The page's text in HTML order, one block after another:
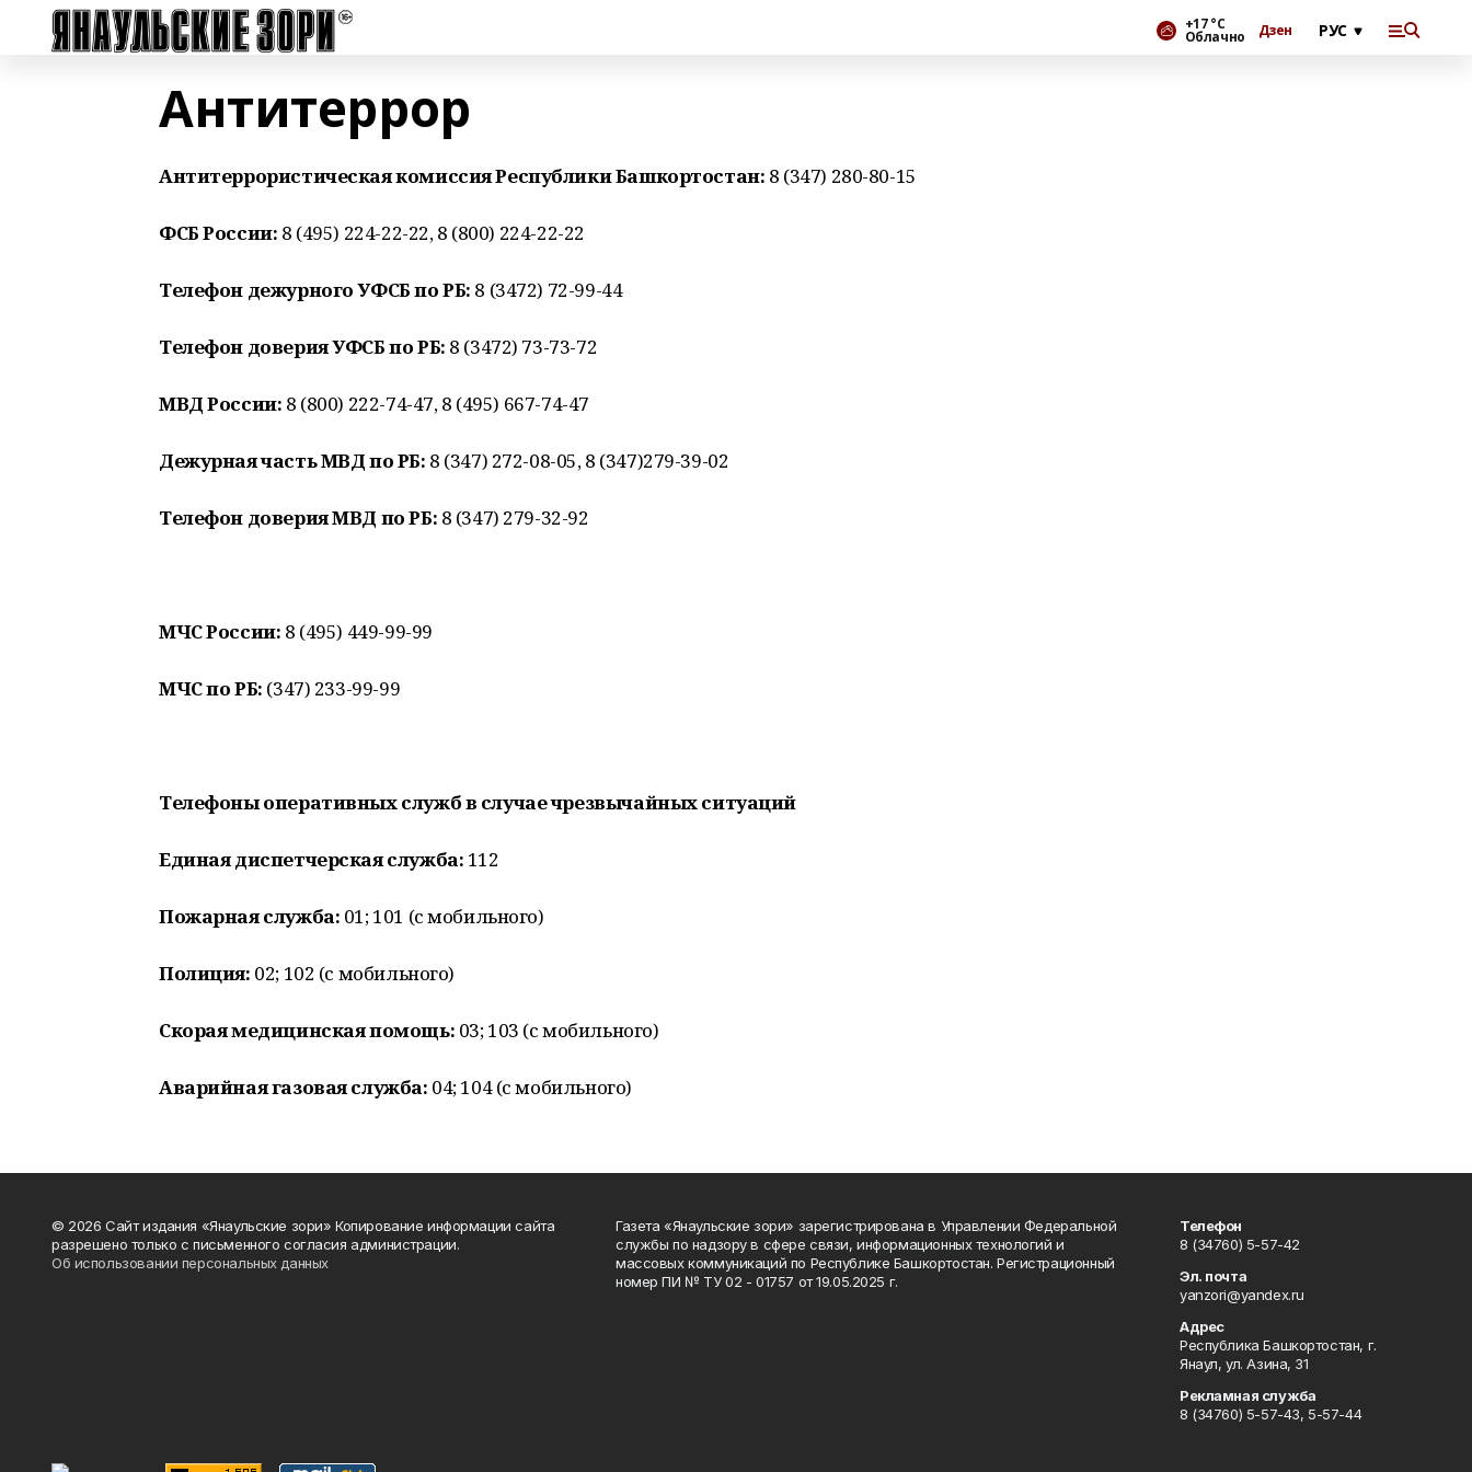
+17 °С
Облачно Дзен
Антитеррор
Антитеррористическая комиссия Республики Башкортостан: 8 (347) 280-80-15
ФСБ России: 8 (495) 224-22-22, 8 (800) 224-22-22
Телефон дежурного УФСБ по РБ: 8 (3472) 72-99-44
Телефон доверия УФСБ по РБ: 8 (3472) 73-73-72
МВД России: 8 (800) 222-74-47, 8 (495) 667-74-47
Дежурная часть МВД по РБ: 8 (347) 272-08-05, 8 (347)279-39-02
Телефон доверия МВД по РБ: 8 (347) 279-32-92
МЧС России: 8 (495) 449-99-99
МЧС по РБ: (347) 233-99-99
Телефоны оперативных служб в случае чрезвычайных ситуаций
Единая диспетчерская служба: 112
Пожарная служба: 01; 101 (с мобильного)
Полиция: 02; 102 (с мобильного)
Скорая медицинская помощь: 03; 103 (с мобильного)
Аварийная газовая служба: 04; 104 (с мобильного)
© 2026 Сайт издания «Янаульские зори» Копирование информации сайта
разрешено только с письменного согласия администрации.
Об использовании персональных данных
Газета «Янаульские зори» зарегистрирована в Управлении Федеральной
службы по надзору в сфере связи, информационных технологий и
массовых коммуникаций по Республике Башкортостан. Регистрационный
номер ПИ № ТУ 02 - 01757 от 19.05.2025 г.
Телефон
8 (34760) 5-57-42
Эл. почта
yanzori@yandex.ru
Адрес
Республика Башкортостан, г.
Янаул, ул. Азина, 31
Рекламная служба
8 (34760) 5-57-43, 5-57-44